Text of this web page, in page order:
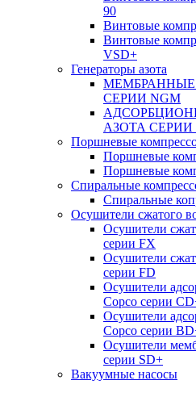
90
Винтовые
Винтовые
VSD+
Генераторы азота
МЕМБРАННЫЕ
СЕРИИ NGM
АЗОТА СЕРИИ
Поршневые
Поршневые
Поршневые
Спиральные
Спиральные
Осушители сжатого
Осушители
серии FX
Осушители
серии FD
Осушители
Copco серии
Осушители
Copco серии
Осушители
серии SD+
Вакуумные насосы